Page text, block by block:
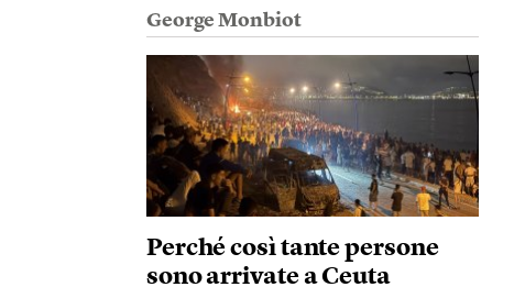
George Monbiot
Perché così tante persone
sono arrivate a Ceuta